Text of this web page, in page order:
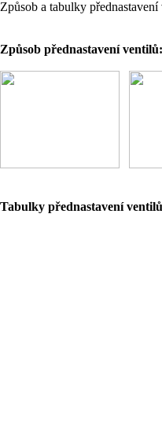
Způsob a tabulky přednastavení
Způsob přednastavení ventilů:
Tabulky přednastavení